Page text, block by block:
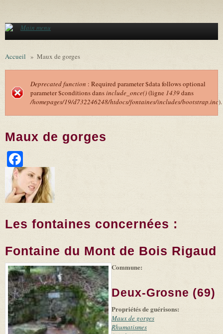
Main menu
Accueil » Maux de gorges
Message d'erreur
Deprecated function : Required parameter $data follows optional
parameter $conditions dansinclude_once()(ligne 1439dans
/homepages/19/d732246248/htdocs/fontaines/includes/bootstrap.inc).
Maux de gorges
Les fontaines concernées :
Fontaine du Mont de Bois Rigaud
-
Leaflet (link is
|
Tiles
(link is
external)
©
Microsoft
and
suppliers
Commune:
Deux-Grosne (69)
Propriétés de guérisons:
Maux de gorges
Rhumatismes